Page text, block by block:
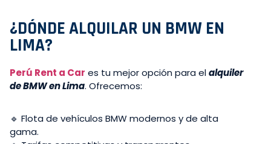
¿DÓNDE ALQUILAR UN BMW EN
LIMA?
Perú Rent a Car es tu mejor opción para elalquiler
de BMW en Lima. Ofrecemos:
🔹 Flota de vehículos BMW modernos y de alta
gama.